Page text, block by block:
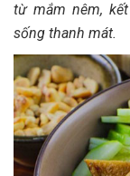
từ mắm nêm,
sống thanh mát.